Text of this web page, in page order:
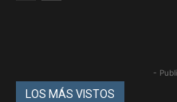
-
LOS MÁS VISTOS